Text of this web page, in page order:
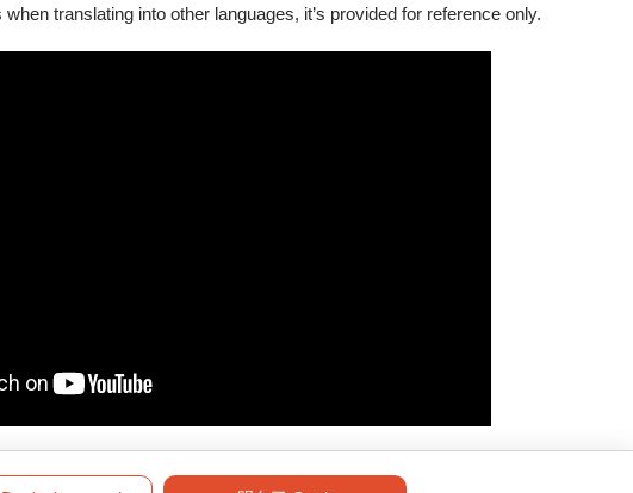
translating into other languages, it’s provided for reference only.
可入場。
15分鐘，購票前請先確認相關資訊或向工作人員詢問。
逾期恕不受理。